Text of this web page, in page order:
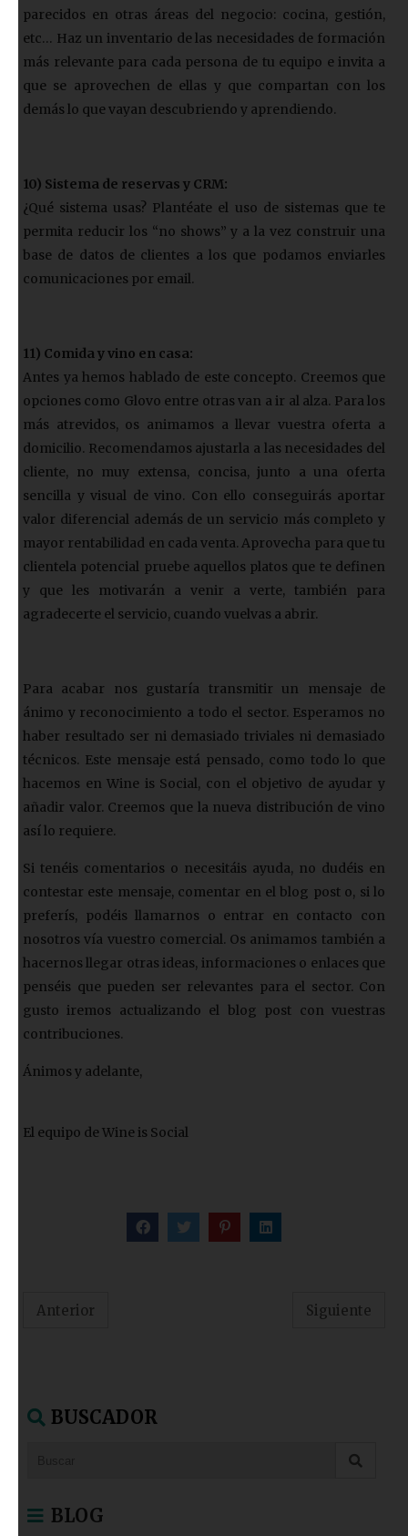
parecidos en otras áreas del negocio: cocina, gestión,
etc… Haz un inventario de las necesidades de formación
más relevante para cada persona de tu equipo e invita a
que se aprovechen de ellas y que compartan con los
demás lo que vayan descubriendo y aprendiendo.
10) Sistema de reservas y CRM:
¿Qué sistema usas? Plantéate el uso de sistemas que te
permita reducir los “no shows” y a la vez construir una
base de datos de clientes a los que podamos enviarles
comunicaciones por email.
11) Comida y vino en casa:
Antes ya hemos hablado de este concepto. Creemos que
opciones como Glovo entre otras van a ir al alza. Para los
más atrevidos, os animamos a llevar vuestra oferta a
domicilio. Recomendamos ajustarla a las necesidades del
cliente, no muy extensa, concisa, junto a una oferta
sencilla y visual de vino. Con ello conseguirás aportar
valor diferencial además de un servicio más completo y
mayor rentabilidad en cada venta. Aprovecha para que tu
clientela potencial pruebe aquellos platos que te definen
y que les motivarán a venir a verte, también para
agradecerte el servicio, cuando vuelvas a abrir.
Para acabar nos gustaría transmitir un mensaje de
ánimo y reconocimiento a todo el sector. Esperamos no
haber resultado ser ni demasiado triviales ni demasiado
técnicos. Este mensaje está pensado, como todo lo que
hacemos en Wine is Social, con el objetivo de ayudar y
añadir valor. Creemos que la nueva distribución de vino
así lo requiere.
Si tenéis comentarios o necesitáis ayuda, no dudéis en
contestar este mensaje, comentar en el blog post o, si lo
preferís, podéis llamarnos o entrar en contacto con
nosotros vía vuestro comercial. Os animamos también a
hacernos llegar otras ideas, informaciones o enlaces que
penséis que pueden ser relevantes para el sector. Con
gusto iremos actualizando el blog post con vuestras
contribuciones.
Ánimos y adelante,
El equipo de Wine is Social
Anterior Siguiente
BUSCADOR
BLOG